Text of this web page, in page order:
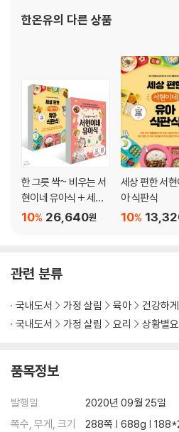
새송이버섯볶음 …
■ 구이 : 간장닭꼬치∥관자버터구이∥닭
■ 조림 : 감자양파조림∥닭날개조림∥당
■ 전 : 게살야채전∥닭안심동그랑땡∥브
■ 찜 : 당근달걀찜∥돼지등갈비찜∥새우
■ 튀김 : 감자고로케∥두부강정∥레몬크
부록
아빠 요리 레시피
강한 유아식을 만들기 위해 고군분투한
한온유의 다른 상품
한 그릇 싹~ 비우는 서
현이네 유아식 + 세상
편한 서현이네 유아 식
26,640원
10%
세상 편한 서
아 식판식
10%
관련 분류
국내도서 가정 살림 육아
건강하
국내도서
가정 살림 요리 상황별요
품목정보
발행일
2020년 09월 25일
쪽수, 무게, 크기
288쪽 | 688g |